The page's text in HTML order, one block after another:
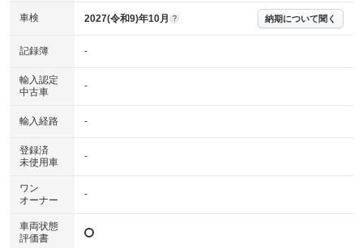
※グー鑑定の評価はあくまでも記載している鑑定日の鑑定結果となりま
す。車両情報等の詳細は各販売店へお問い合わせ下さい。
車検 2027(令和9)年10月 ? 納期について聞く
記録簿 -
輸入認定
中古車
-
輸入経路 -
登録済
未使用車
-
ワン
オーナー
-
車両状態
評価書